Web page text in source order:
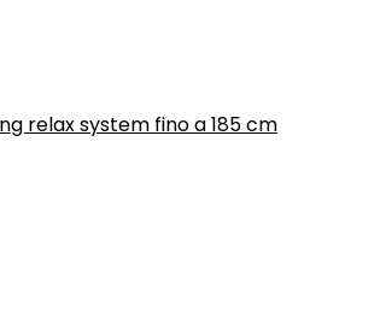
relax system fino a 185 cm